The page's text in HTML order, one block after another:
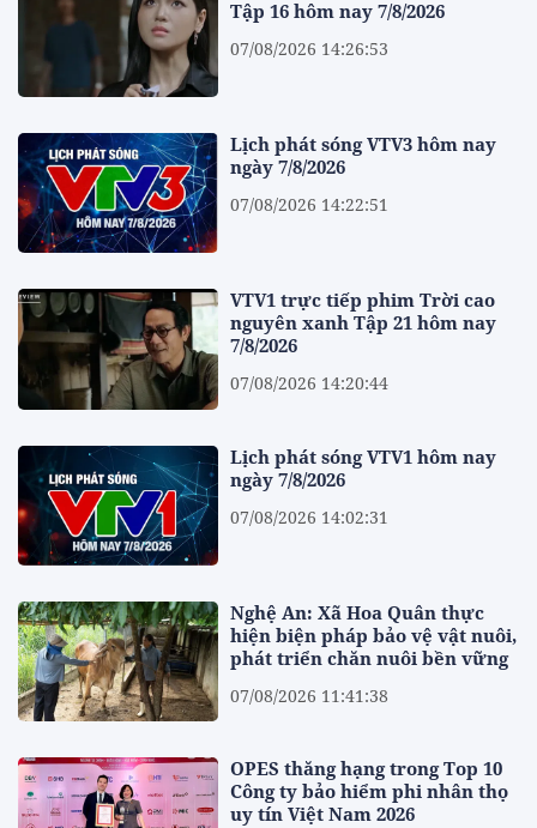
Tập 16 hôm nay 7/8/2026
07/08/2026 14:26:53
Lịch phát sóng VTV3 hôm nay
ngày 7/8/2026
07/08/2026 14:22:51
VTV1 trực tiếp phim Trời cao
nguyên xanh Tập 21 hôm nay
7/8/2026
07/08/2026 14:20:44
Lịch phát sóng VTV1 hôm nay
ngày 7/8/2026
07/08/2026 14:02:31
Nghệ An: Xã Hoa Quân thực
hiện biện pháp bảo vệ vật nuôi,
phát triển chăn nuôi bền vững
07/08/2026 11:41:38
OPES thăng hạng trong Top 10
Công ty bảo hiểm phi nhân thọ
uy tín Việt Nam 2026